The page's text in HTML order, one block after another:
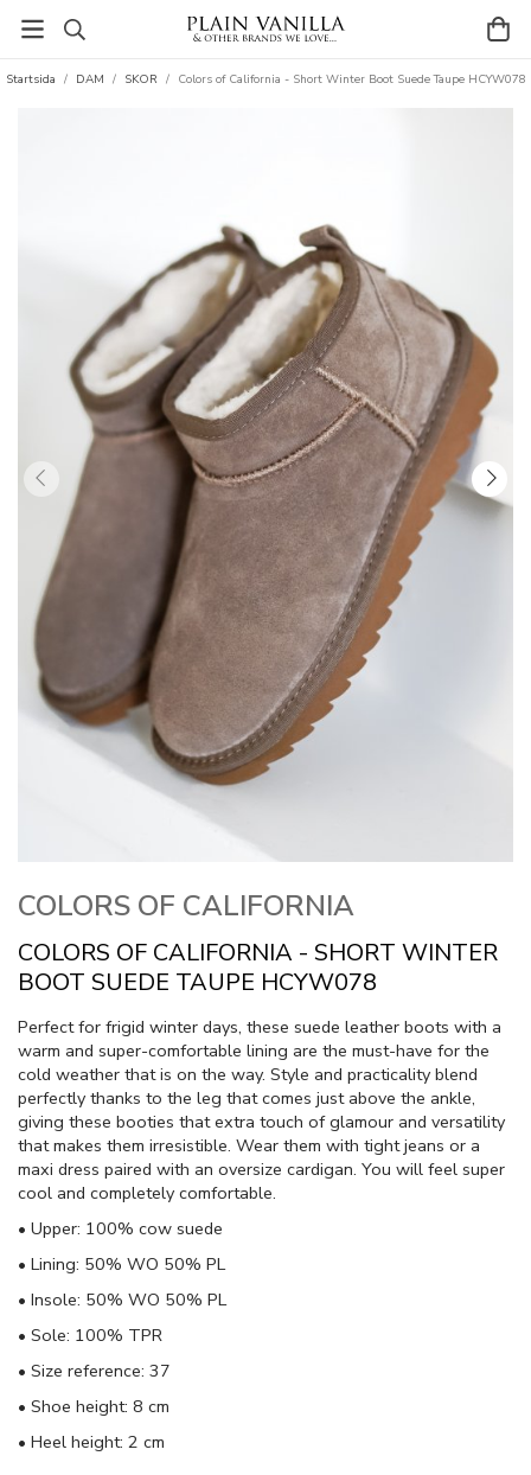
Startsida / DAM / SKOR / Colors of California - Short Winter Boot Suede Taupe HCYW078
COLORS OF CALIFORNIA
COLORS OF CALIFORNIA - SHORT WINTER
BOOT SUEDE TAUPE HCYW078
Perfect for frigid winter days, these suede leather boots with a
warm and super-comfortable lining are the must-have for the
cold weather that is on the way. Style and practicality blend
perfectly thanks to the leg that comes just above the ankle,
giving these booties that extra touch of glamour and versatility
that makes them irresistible. Wear them with tight jeans or a
maxi dress paired with an oversize cardigan. You will feel super
cool and completely comfortable.
• Upper: 100% cow suede
• Lining: 50% WO 50% PL
• Insole: 50% WO 50% PL
• Sole: 100% TPR
• Size reference: 37
• Shoe height: 8 cm
• Heel height: 2 cm